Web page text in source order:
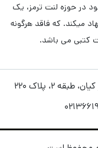
می باشد. و دقیقا
طراحی و تولید شده
عرض کنم با
به کار رفته
ای مناسب و انجام
در حوزه لنت ترمز، یک
میکند. که فاقد هرگونه
کتبی می باشد.
2، پلاک 220